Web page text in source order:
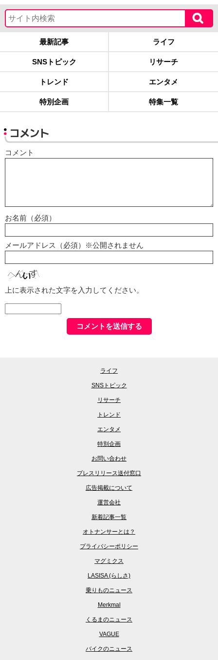
最新記事 ライフ
SNSトピック リサーチ
トレンド エンタメ
特別企画 特集一覧
コメント
コメント
お名前（必須）
メールアドレス（必須）※公開されません
上に表示された文字を入力してください。
ライフ
SNSトピック
リサーチ
トレンド
エンタメ
特別企画
お問い合わせ
プレスリリース送付窓口
広告掲載について
運営会社
新着記事一覧
オトナンサーとは？
プライバシーポリシー
マグミクス
LASISA (らしさ)
乗りものニュース
Merkmal
くるまのニュース
VAGUE
バイクのニュース